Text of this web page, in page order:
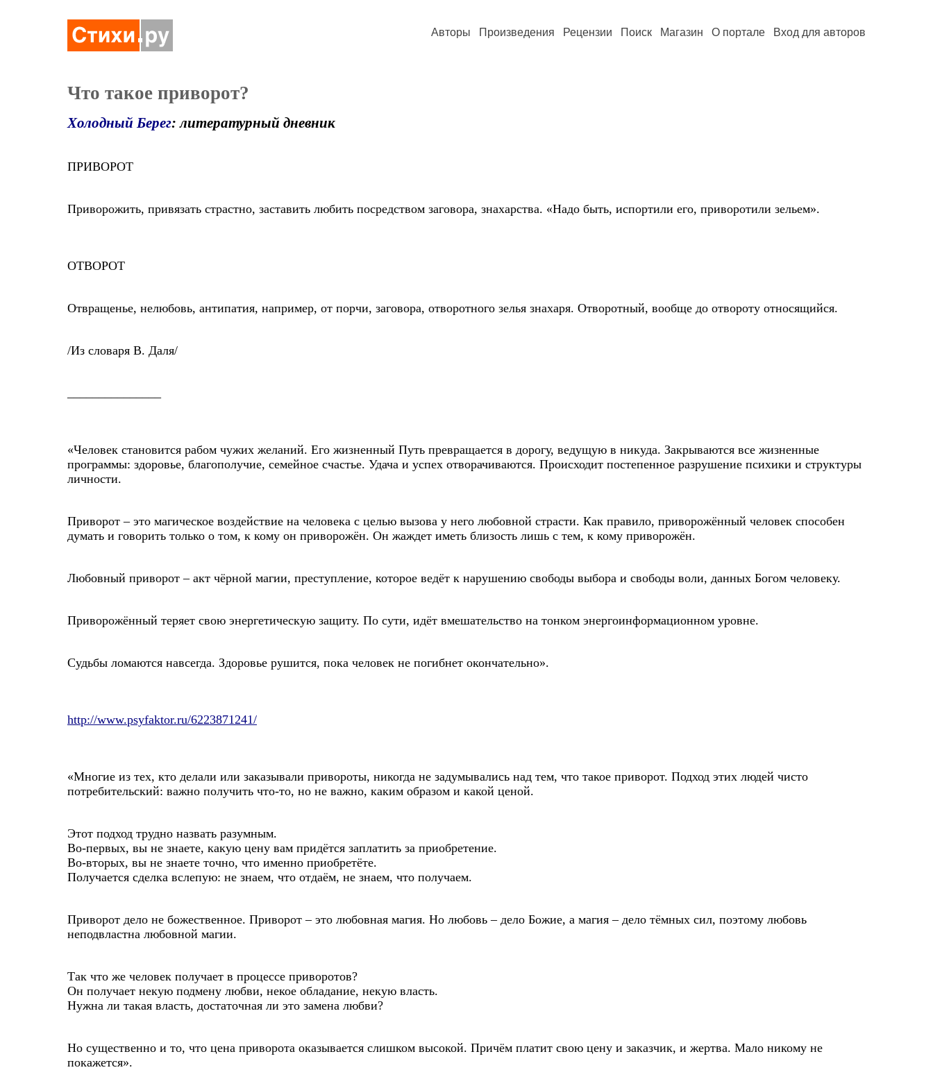
Авторы Произведения Рецензии Поиск Магазин О портале Вход для авторов
Что такое приворот?
Холодный Берег: литературный дневник
ПРИВОРОТ
Приворожить, привязать страстно, заставить любить посредством заговора, знахарства. «Надо быть, испортили его, приворотили зельем».
ОТВОРОТ
Отвращенье, нелюбовь, антипатия, например, от порчи, заговора, отворотного зелья знахаря. Отворотный, вообще до отвороту относящийся.
/Из словаря В. Даля/
«Человек становится рабом чужих желаний. Его жизненный Путь превращается в дорогу, ведущую в никуда. Закрываются все жизненные
программы: здоровье, благополучие, семейное счастье. Удача и успех отворачиваются. Происходит постепенное разрушение психики и структуры
личности.
Приворот – это магическое воздействие на человека с целью вызова у него любовной страсти. Как правило, приворожённый человек способен
думать и говорить только о том, к кому он приворожён. Он жаждет иметь близость лишь с тем, к кому приворожён.
Любовный приворот – акт чёрной магии, преступление, которое ведёт к нарушению свободы выбора и свободы воли, данных Богом человеку.
Приворожённый теряет свою энергетическую защиту. По сути, идёт вмешательство на тонком энергоинформационном уровне.
Судьбы ломаются навсегда. Здоровье рушится, пока человек не погибнет окончательно».
http://www.psyfaktor.ru/6223871241/
«Многие из тех, кто делали или заказывали привороты, никогда не задумывались над тем, что такое приворот. Подход этих людей чисто
потребительский: важно получить что-то, но не важно, каким образом и какой ценой.
Этот подход трудно назвать разумным.
Во-первых, вы не знаете, какую цену вам придётся заплатить за приобретение.
Во-вторых, вы не знаете точно, что именно приобретёте.
Получается сделка вслепую: не знаем, что отдаём, не знаем, что получаем.
Приворот дело не божественное. Приворот – это любовная магия. Но любовь – дело Божие, а магия – дело тёмных сил, поэтому любовь
неподвластна любовной магии.
Так что же человек получает в процессе приворотов?
Он получает некую подмену любви, некое обладание, некую власть.
Нужна ли такая власть, достаточная ли это замена любви?
Но существенно и то, что цена приворота оказывается слишком высокой. Причём платит свою цену и заказчик, и жертва. Мало никому не
покажется».